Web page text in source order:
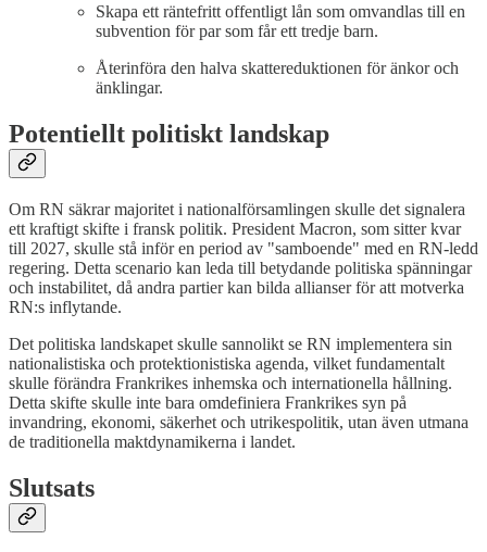
Skapa ett räntefritt offentligt lån som omvandlas till en
subvention för par som får ett tredje barn.
Återinföra den halva skattereduktionen för änkor och
änklingar.
Potentiellt politiskt landskap
Om RN säkrar majoritet i nationalförsamlingen skulle det signalera
ett kraftigt skifte i fransk politik. President Macron, som sitter kvar
till 2027, skulle stå inför en period av "samboende" med en RN-ledd
regering. Detta scenario kan leda till betydande politiska spänningar
och instabilitet, då andra partier kan bilda allianser för att motverka
RN:s inflytande.
Det politiska landskapet skulle sannolikt se RN implementera sin
nationalistiska och protektionistiska agenda, vilket fundamentalt
skulle förändra Frankrikes inhemska och internationella hållning.
Detta skifte skulle inte bara omdefiniera Frankrikes syn på
invandring, ekonomi, säkerhet och utrikespolitik, utan även utmana
de traditionella maktdynamikerna i landet.
Slutsats